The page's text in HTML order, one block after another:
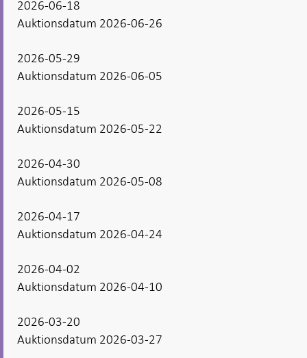
2026-06-18
Auktionsdatum 2026-06-26
2026-05-29
Auktionsdatum 2026-06-05
2026-05-15
Auktionsdatum 2026-05-22
2026-04-30
Auktionsdatum 2026-05-08
2026-04-17
Auktionsdatum 2026-04-24
2026-04-02
Auktionsdatum 2026-04-10
2026-03-20
Auktionsdatum 2026-03-27